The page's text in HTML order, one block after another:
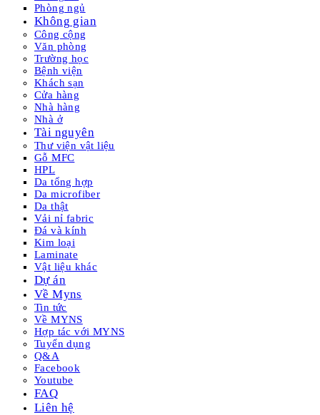
Phòng ngủ
Không gian
Công cộng
Văn phòng
Trường học
Bệnh viện
Khách sạn
Cửa hàng
Nhà hàng
Nhà ở
Tài nguyên
Thư viện vật liệu
Gỗ MFC
HPL
Da tổng hợp
Da microfiber
Da thật
Vải nỉ fabric
Đá và kính
Kim loại
Laminate
Vật liệu khác
Dự án
Về Myns
Tin tức
Về MYNS
Hợp tác với MYNS
Tuyển dụng
Q&A
Facebook
Youtube
FAQ
Liên hệ